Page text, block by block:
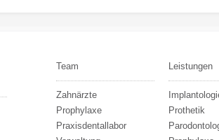
Team
Zahnärzte
Prophylaxe
Praxisdentallabor
Leistungen
Prothetik